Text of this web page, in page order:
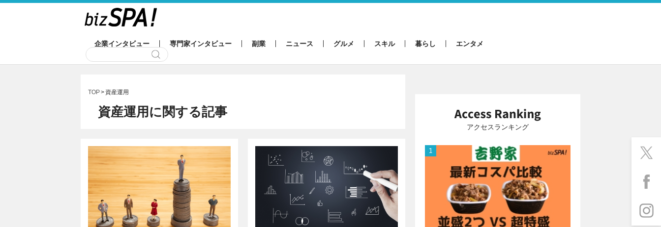
企業インタビュー 専門家インタビュー 副業 ニュース グルメ スキル 暮らし エンタメ
TOP 資産運用
資産運用に関する記事
アクセスランキング